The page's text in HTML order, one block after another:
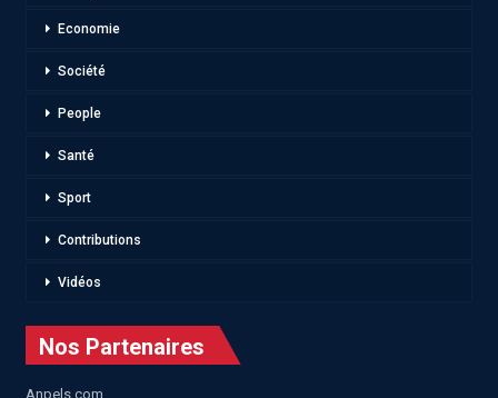
Economie
Société
People
Santé
Sport
Contributions
Vidéos
Nos Partenaires
Anpels.com